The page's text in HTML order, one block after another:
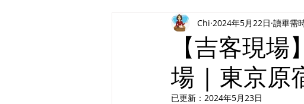
吉客服務｜iChic Values
【吉客現
場 | 東京原
Chi 2024年5月22日 讀畢需
已更新： 2024年5月23日